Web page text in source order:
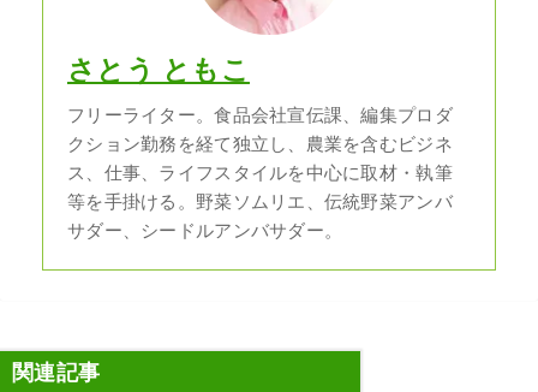
さとう ともこ
フリーライター。食品会社宣伝課、編集プロダ
クション勤務を経て独立し、農業を含むビジネ
ス、仕事、ライフスタイルを中心に取材・執筆
等を手掛ける。野菜ソムリエ、伝統野菜アンバ
サダー、シードルアンバサダー。
関連記事